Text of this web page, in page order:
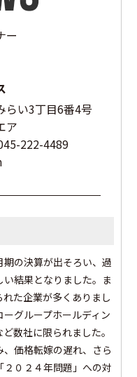
ー
らい3丁目6番4号
ア
222-4489
の決算が出そろい、過
結果となりました。ま
た企業が多くありまし
グループホールディン
数社に限られました。
価格転嫁の遅れ、さら
０２４年問題」への対